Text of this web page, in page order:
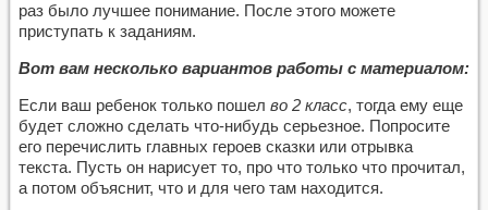
раз было лучшее понимание. После этого можете
приступать к заданиям.
Вот вам несколько вариантов работы с материалом:
Если ваш ребенок только пошел во 2 класс, тогда ему еще
будет сложно сделать что-нибудь серьезное. Попросите
его перечислить главных героев сказки или отрывка
текста. Пусть он нарисует то, про что только что прочитал,
а потом объяснит, что и для чего там находится.